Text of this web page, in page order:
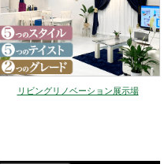
リビングリノベーション展示場